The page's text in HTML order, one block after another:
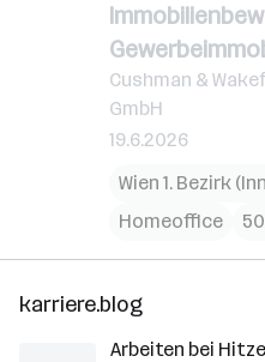
Cushman &
GmbH
19.6.2026
Wien 1. Bezirk
Homeoffice
karriere.blog
Arbeiten bei